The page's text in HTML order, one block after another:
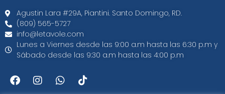
Agustin Lara #29A, Piantini. Santo Domingo, RD.​
(809) 565-5727
info@letavole.com
Lunes a Viernes desde las 9:00 a.m hasta las 6:30 p.m y
Sábado desde las 9:30 a.m hasta las 4:00 p.m